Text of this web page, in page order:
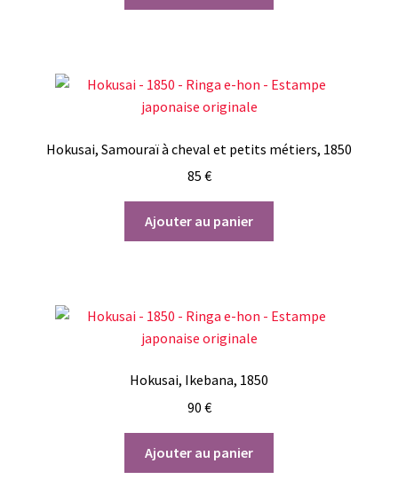
Hokusai, Samouraï à cheval et petits métiers, 1850
85 €
Ajouter au panier
Hokusai, Ikebana, 1850
90 €
Ajouter au panier